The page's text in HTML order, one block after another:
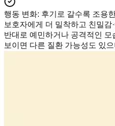
행동 변화: 후기로 갈수록 조용
보호자에게 더 밀착하고 친밀감
반대로 예민하거나 공격적인
보이면 다른 질환 가능성도 있